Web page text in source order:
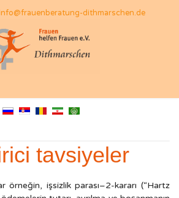
info@frauenberatung-dithmarschen.de
tavsiyeler
örneğin, işsizlik parası–2-kararı (“Hartz